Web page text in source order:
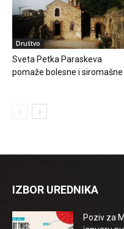
Društvo
Sveta Petka Paraskeva
pomaže bolesne i siromašne
IZBOR UREDNIKA
Poziv za